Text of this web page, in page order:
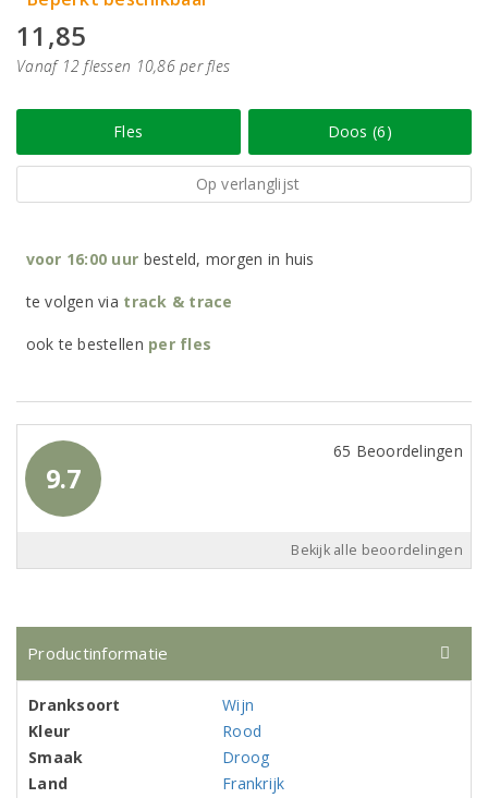
11,85
Vanaf 12 flessen 10,86 per fles
Fles Doos (6)
Op verlanglijst
voor 16:00 uur besteld, morgen in huis
te volgen via track & trace
ook te bestellen per fles
9.7
65 Beoordelingen
Bekijk alle beoordelingen
Productinformatie
Dranksoort
Wijn
Kleur
Rood
Smaak
Droog
Land
Frankrijk